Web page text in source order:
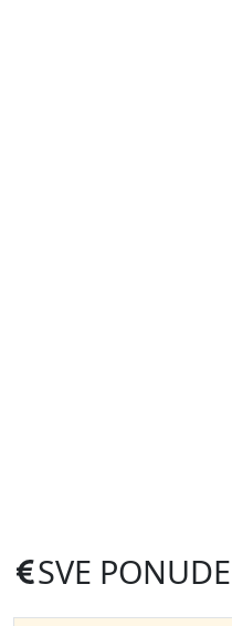
SVE PONUDE